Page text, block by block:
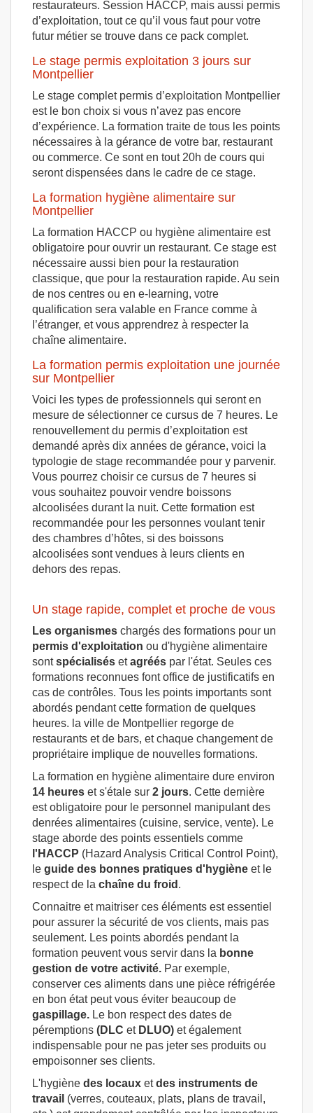
restaurateurs. Session HACCP, mais aussi permis
d’exploitation, tout ce qu’il vous faut pour votre
futur métier se trouve dans ce pack complet.
Le stage permis exploitation 3 jours sur
Montpellier
Le stage complet permis d’exploitation Montpellier
est le bon choix si vous n’avez pas encore
d’expérience. La formation traite de tous les points
nécessaires à la gérance de votre bar, restaurant
ou commerce. Ce sont en tout 20h de cours qui
seront dispensées dans le cadre de ce stage.
La formation hygiène alimentaire sur
Montpellier
La formation HACCP ou hygiène alimentaire est
obligatoire pour ouvrir un restaurant. Ce stage est
nécessaire aussi bien pour la restauration
classique, que pour la restauration rapide. Au sein
de nos centres ou en e-learning, votre
qualification sera valable en France comme à
l’étranger, et vous apprendrez à respecter la
chaîne alimentaire.
La formation permis exploitation une journée
sur Montpellier
Voici les types de professionnels qui seront en
mesure de sélectionner ce cursus de 7 heures. Le
renouvellement du permis d’exploitation est
demandé après dix années de gérance, voici la
typologie de stage recommandée pour y parvenir.
Vous pourrez choisir ce cursus de 7 heures si
vous souhaitez pouvoir vendre boissons
alcoolisées durant la nuit. Cette formation est
recommandée pour les personnes voulant tenir
des chambres d’hôtes, si des boissons
alcoolisées sont vendues à leurs clients en
dehors des repas.
Un stage rapide, complet et proche de vous
Les organismes chargés des formations pour un
permis d'exploitation ou d'hygiène alimentaire
sontspécialisés etagréés par l'état. Seules ces
formations reconnues font office de justificatifs en
cas de contrôles. Tous les points importants sont
abordés pendant cette formation de quelques
heures. la ville de Montpellier regorge de
restaurants et de bars, et chaque changement de
propriétaire implique de nouvelles formations.
La formation en hygiène alimentaire dure environ
14 heures et s'étale sur 2 jours. Cette dernière
est obligatoire pour le personnel manipulant des
denrées alimentaires (cuisine, service, vente). Le
stage aborde des points essentiels comme
l'HACCP (Hazard Analysis Critical Control Point),
le guide des bonnes pratiques d'hygiène et le
respect de la chaîne du froid .
Connaitre et maitriser ces éléments est essentiel
pour assurer la sécurité de vos clients, mais pas
seulement. Les points abordés pendant la
formation peuvent vous servir dans la bonne
gestion de votre activité. Par exemple,
conserver ces aliments dans une pièce réfrigérée
en bon état peut vous éviter beaucoup de
gaspillage. Le bon respect des dates de
péremptions (DLC et DLUO) et également
indispensable pour ne pas jeter ses produits ou
empoisonner ses clients.
L'hygiène des locaux etdes instruments de
travail (verres, couteaux, plats, plans de travail,